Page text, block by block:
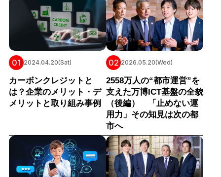
01 2024.04.20(Sat)
カーボンクレジットと
は？企業のメリット・デ
メリットと取り組み事例
02 2026.05.20(Wed)
2558万人の“都市運営”を
支えた万博ICT基盤の全貌
（後編） 「止めない運
用力」その知見は次の都
市へ